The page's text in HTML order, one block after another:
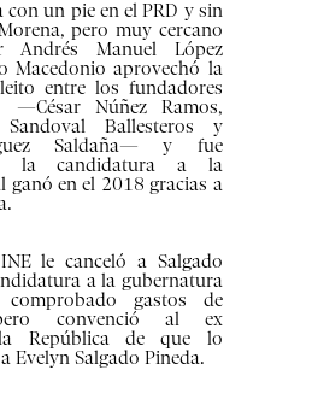
un pie en el PRD y sin
pero muy cercano
Manuel López
Macedonio aprovechó la
entre los fundadores
—César Núñez Ramos,
Ballesteros y
Saldaña— y fue
la candidatura a la
ganó en el 2018 gracias a
le canceló a Salgado
a la gubernatura
gastos de
convenció al ex
República de que lo
Evelyn Salgado Pineda.